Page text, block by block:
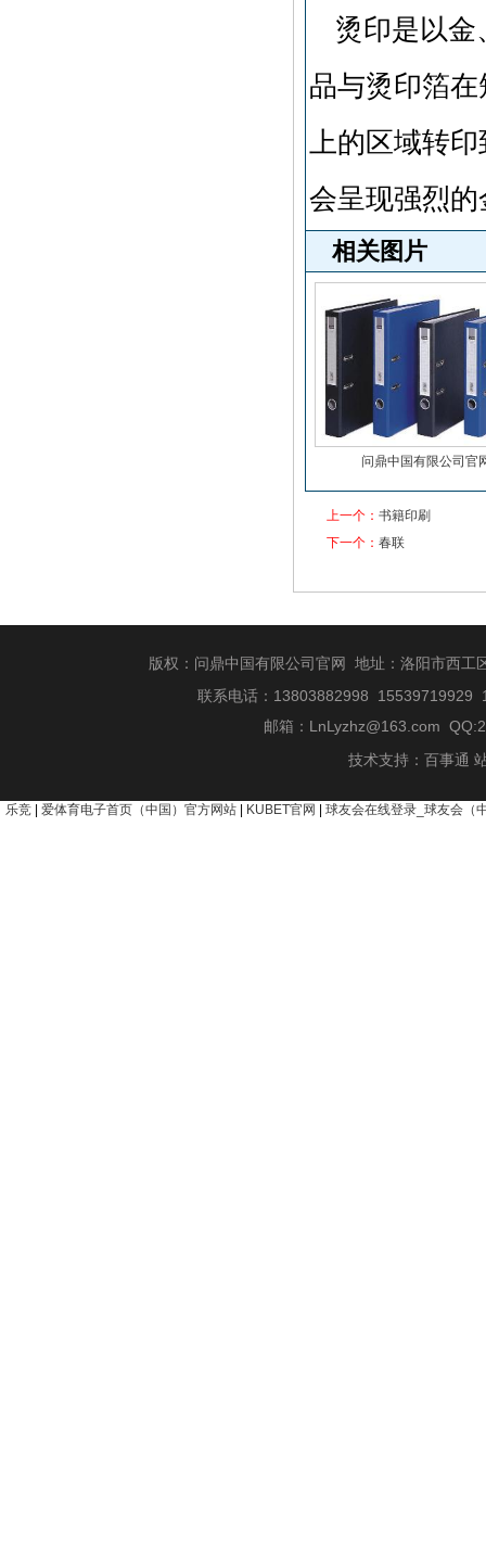
烫印是以
品与烫印箔
上的区域转
会呈现强烈
相关图片
问鼎中国有限公司官
信纸
上一个： 书籍印刷
下一个： 春联
版权：问鼎中国有限公司官网 地址：洛阳市西工
联系电话：13803882998
邮箱： LnLyzhz@163.com
技术支持： 百事通
乐竞 |爱体育电子首页（中国）官方网站 KUBET官网 |球友会在线登录_球友会（